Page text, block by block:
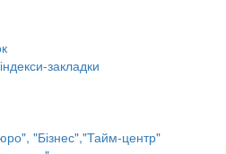
закладки
"Бізнес","Тайм-центр"